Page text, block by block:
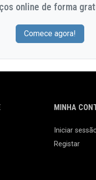
online de forma
Comece agora!
MINHA
Iniciar
Registar